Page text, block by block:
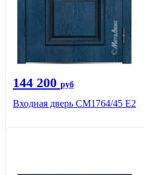
144 200 руб
Входная дверь СМ1764/45 Е2